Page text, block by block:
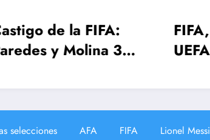
3
FIFA, Conmebol y
UEFA estudian el
¡64 selecciones!
selecciones AFA FIFA Lionel Messi